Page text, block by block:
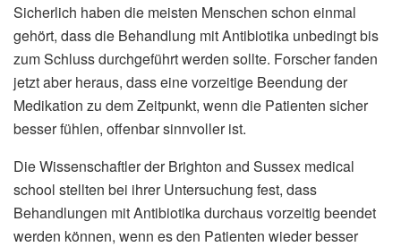
Sicherlich haben die meisten Menschen schon einmal
gehört, dass die Behandlung mit Antibiotika unbedingt bis
zum Schluss durchgeführt werden sollte. Forscher fanden
jetzt aber heraus, dass eine vorzeitige Beendung der
Medikation zu dem Zeitpunkt, wenn die Patienten sicher
besser fühlen, offenbar sinnvoller ist.
Die Wissenschaftler der Brighton and Sussex medical
school stellten bei ihrer Untersuchung fest, dass
Behandlungen mit Antibiotika durchaus vorzeitig beendet
werden können, wenn es den Patienten wieder besser